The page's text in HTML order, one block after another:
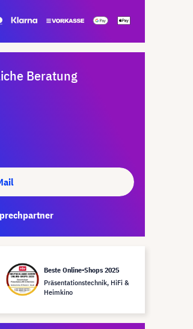
Beratung
Beste Online-Shops 2025
Präsentationstechnik, HiFi &
Heimkino